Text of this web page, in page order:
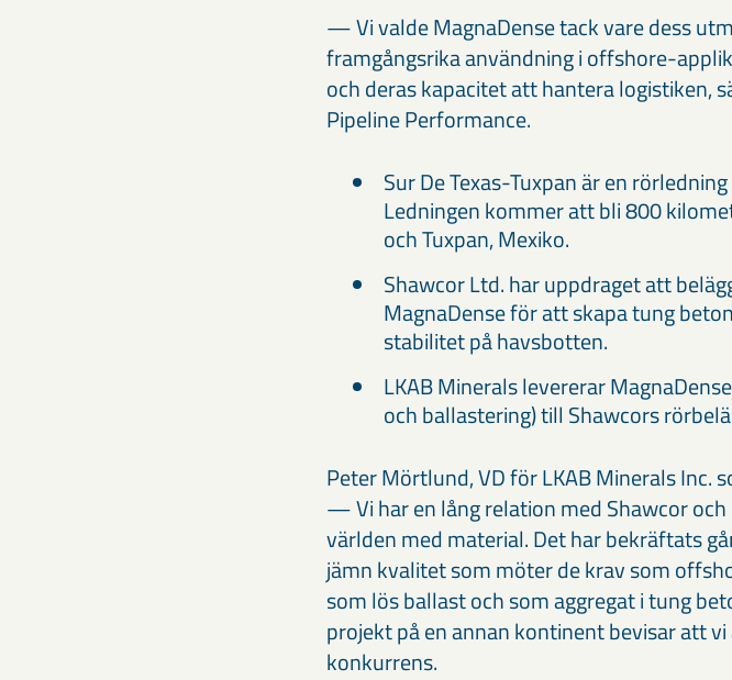
— Vi valde MagnaDense tack vare dess
framgångsrika användning i offshore-
och deras kapacitet att hantera logistiken,
Pipeline Performance.
Sur De Texas-Tuxpan är en
Ledningen kommer att bli 800
och Tuxpan, Mexiko.
Shawcor Ltd. har uppdraget att
MagnaDense för att skapa tung
stabilitet på havsbotten.
LKAB Minerals levererar
och ballastering) till Shawcors
Peter Mörtlund, VD för LKAB Minerals Inc.
— Vi har en lång relation med Shawcor
världen med material. Det har bekräftats
jämn kvalitet som möter de krav som
som lös ballast och som aggregat i tung
projekt på en annan kontinent bevisar att
konkurrens.